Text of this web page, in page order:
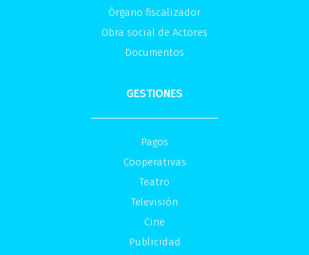
Órgano fiscalizador
Obra social de Actores
Documentos
GESTIONES
Pagos
Cooperativas
Teatro
Televisión
Cine
Publicidad